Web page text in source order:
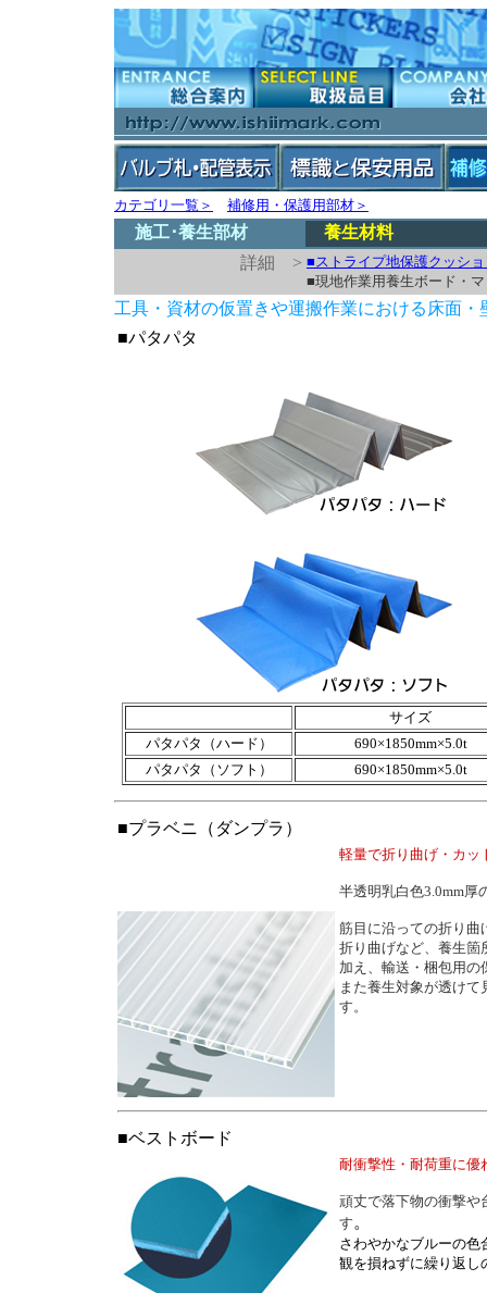
カテゴリ一覧＞ 補修用・保護用部材＞
施工･養生部材
養生材料
詳細 > ■ストライプ地保護クッシ
■現地作業用養生ボード・
工具・資材の仮置きや運搬作業における床面・
■パタパタ
サイズ
パタパタ（ハード）
690×1850mm×5.0t
パタパタ（ソフト）
690×1850mm×5.0t
■プラベニ（ダンプラ）
軽量で折り曲げ・カッ
半透明乳白色3.0mm厚
筋目に沿っての折り曲
折り曲げなど、養生箇
加え、輸送・梱包用の
また養生対象が透け
す。
■ベストボード
耐衝撃性・耐荷重に優
頑丈で落下物の衝撃や
す 。
さわやかなブルーの
観を損ねずに繰り返し